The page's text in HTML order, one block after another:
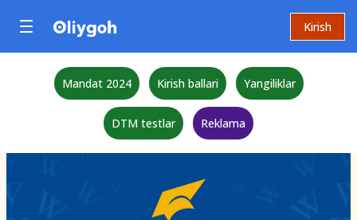
Kirish
Mandat 2024 Kirish ballari Yangiliklar
DTM testlar Reklama